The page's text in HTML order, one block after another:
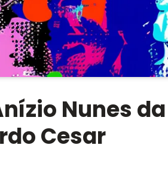
Nunes da
Cesar